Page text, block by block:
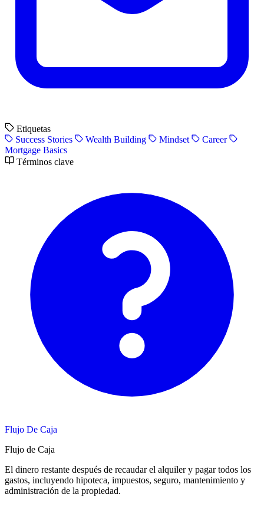
Etiquetas
Success Stories
Wealth Building Mindset
Career
Mortgage Basics
Términos clave
Flujo De Caja
Flujo de Caja
El dinero restante después de recaudar el alquiler y pagar todos los
gastos, incluyendo hipoteca, impuestos, seguro, mantenimiento y
administración de la propiedad.